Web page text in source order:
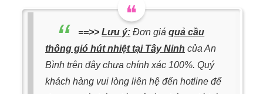
==>>Lưu ý: Đơn giáquả cầu
thông gió hút nhiệt tại Tây Ninh của An
Bình trên đây chưa chính xác 100%. Quý
khách hàng vui lòng liên hệ đến hotline để